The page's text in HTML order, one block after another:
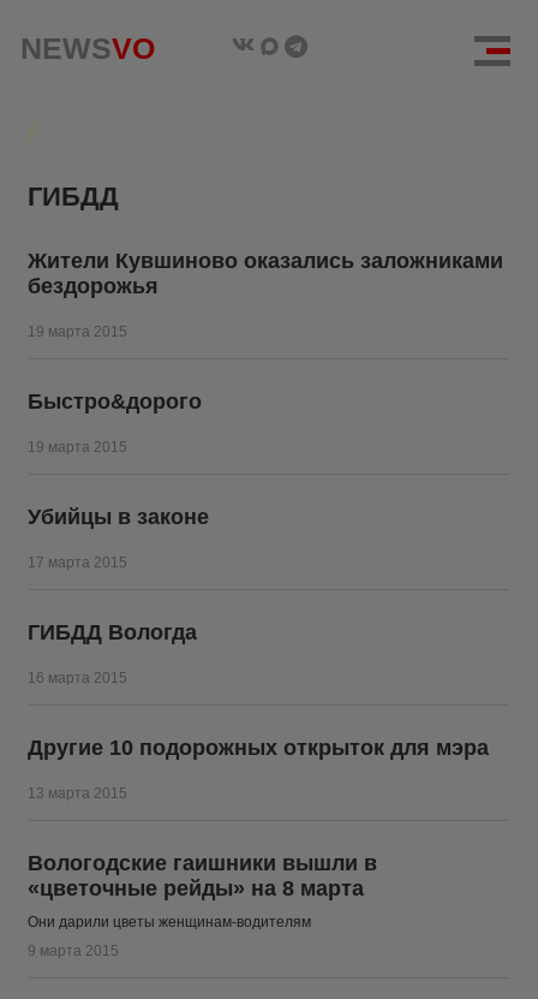
NEWSVO
NEWSVO
ГИБДД
Жители Кувшиново оказались заложниками
бездорожья
19 марта 2015
Быстро&дорого
19 марта 2015
Убийцы в законе
17 марта 2015
ГИБДД Вологда
16 марта 2015
Другие 10 подорожных открыток для мэра
13 марта 2015
Вологодские гаишники вышли в
«цветочные рейды» на 8 марта
Они дарили цветы женщинам-водителям
9 марта 2015